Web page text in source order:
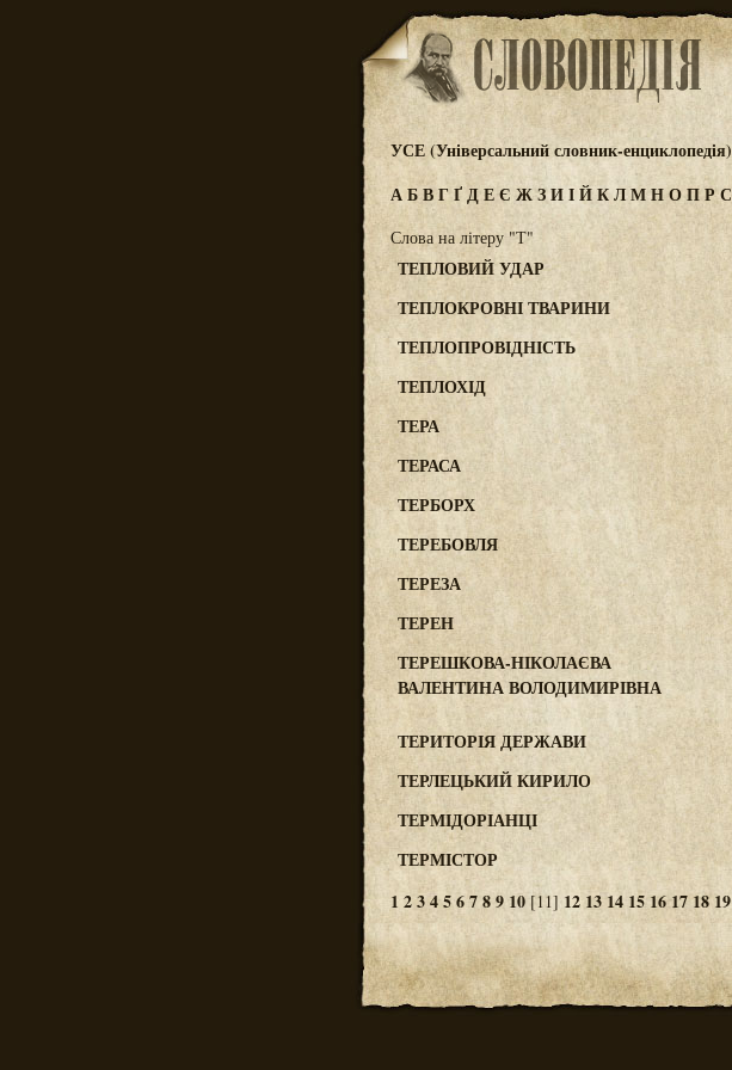
УСЕ (Універсальний словник-енциклопедія)
АБВГҐДЕЄ ЖЗИІЙКЛМНОПРС
Слова на літеру "Т"
ТЕПЛОВИЙ УДАР
ТЕПЛОКРОВНІ ТВАРИНИ
ТЕПЛОПРОВІДНІСТЬ
ТЕПЛОХІД
ТЕРА
ТЕРАСА
ТЕРБОРХ
ТЕРЕБОВЛЯ
ТЕРЕЗА
ТЕРЕН
ТЕРЕШКОВА-НІКОЛАЄВА
ВАЛЕНТИНА ВОЛОДИМИРІВНА
ТЕРИТОРІЯ ДЕРЖАВИ
ТЕРЛЕЦЬКИЙ КИРИЛО
ТЕРМІДОРІАНЦІ
ТЕРМІСТОР
1 23456789 10 [11] 12 13 14 1516 17 18 19